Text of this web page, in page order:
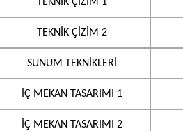
TEKNİK ÇİZİM 2
SUNUM TEKNİKLERİ
İÇ MEKAN TASARIMI 1
İÇ MEKAN TASARIMI 2